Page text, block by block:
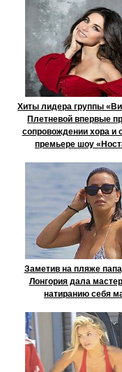
Хиты лидера группы
Плетневой впервые
сопровождении хора и
премьере шоу
Заметив на пляже
Лонгория дала
натиранию себя